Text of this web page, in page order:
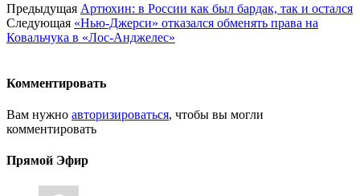
Предыдущая Артюхин: в России как был бардак, так и остался
Следующая «Нью-Джерси» отказался обменять права на
Ковальчука в «Лос-Анджелес»
Комментировать
Вам нужно авторизироваться, чтобы вы могли
комментировать
Прямой Эфир